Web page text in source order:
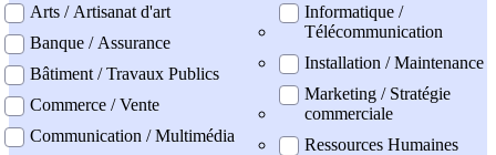
Arts / Artisanat d'art
Banque / Assurance
Bâtiment / Travaux Publics
Commerce / Vente
Communication / Multimédia
Informatique /
Télécommunication
Installation / Maintenance
Marketing / Stratégie
commerciale
Ressources Humaines